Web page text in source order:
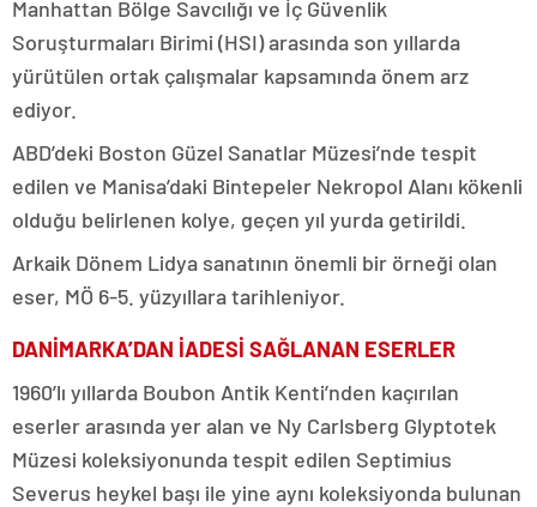
Manhattan Bölge Savcılığı ve İç Güvenlik
Soruşturmaları Birimi (HSI) arasında son yıllarda
yürütülen ortak çalışmalar kapsamında önem arz
ediyor.
ABD’deki Boston Güzel Sanatlar Müzesi’nde tespit
edilen ve Manisa’daki Bintepeler Nekropol Alanı kökenli
olduğu belirlenen kolye, geçen yıl yurda getirildi.
Arkaik Dönem Lidya sanatının önemli bir örneği olan
eser, MÖ 6-5. yüzyıllara tarihleniyor.
DANİMARKA’DAN İADESİ SAĞLANAN ESERLER
1960’lı yıllarda Boubon Antik Kenti’nden kaçırılan
eserler arasında yer alan ve Ny Carlsberg Glyptotek
Müzesi koleksiyonunda tespit edilen Septimius
Severus heykel başı ile yine aynı koleksiyonda bulunan